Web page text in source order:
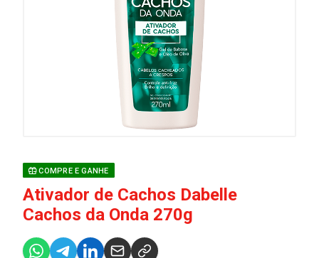
COMPRE E GANHE
Ativador de Cachos Dabelle
Cachos da Onda 270g